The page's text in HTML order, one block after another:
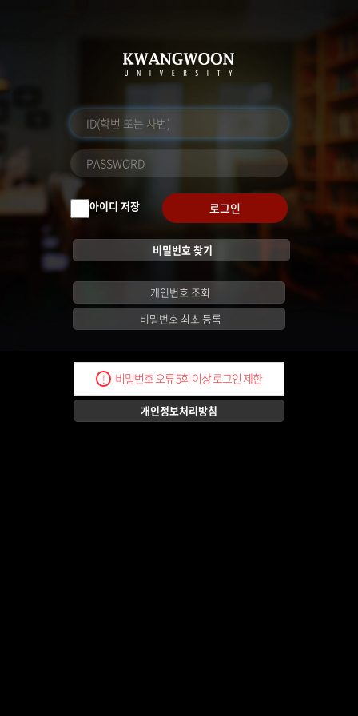
아이디 저장 로그인
비밀번호 찾기
개인번호 조회
비밀번호 최초 등록
! 비밀번호 오류 5회 이상 로그인 제한
개인정보처리방침